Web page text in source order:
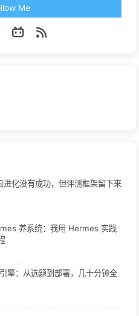
Me
化没有成功，但评测框架留下来
养系统：我用 Hermes 实践
擎：从选题到部署，几十分钟全